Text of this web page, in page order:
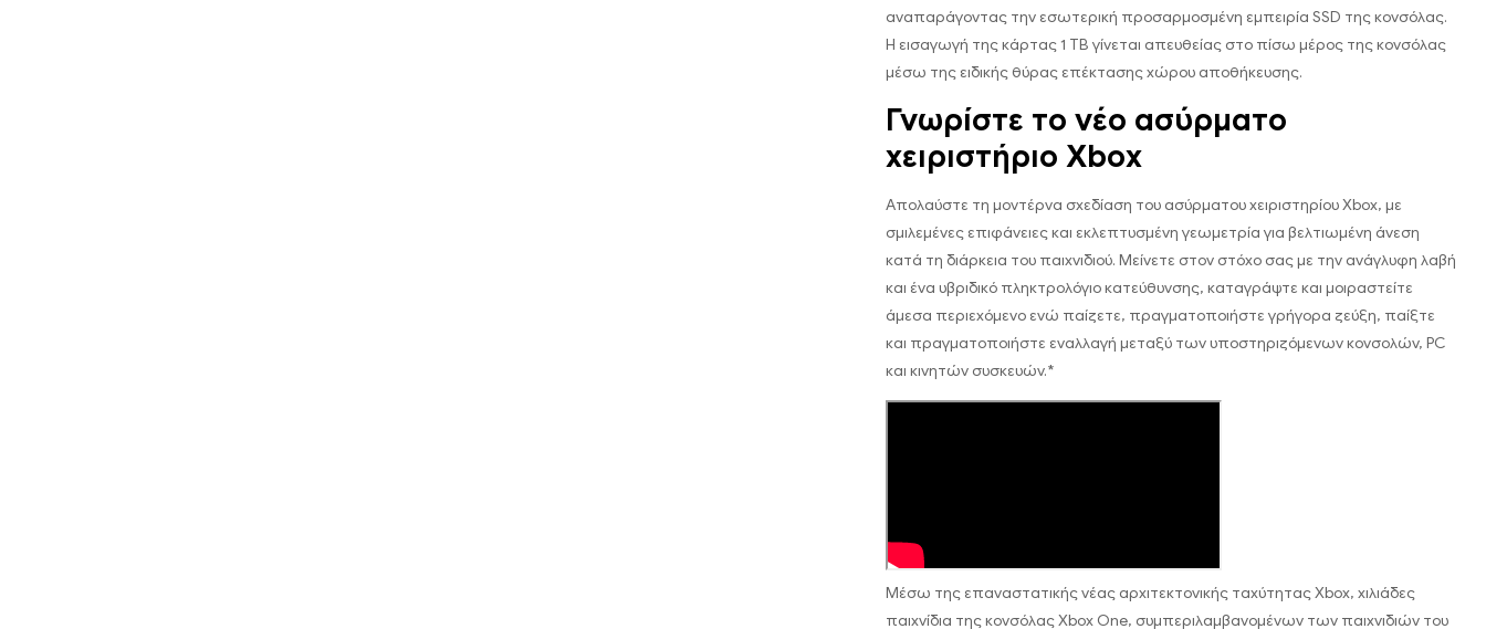
αναπαράγοντας την εσωτερική προσαρμοσμένη εμπειρία SSD της κονσόλας.
Η εισαγωγή της κάρτας 1 TB γίνεται απευθείας στο πίσω μέρος της κονσόλας
μέσω της ειδικής θύρας επέκτασης χώρου αποθήκευσης.
Γνωρίστε το νέο ασύρματο
χειριστήριο Xbox
Απολαύστε τη μοντέρνα σχεδίαση του ασύρματου χειριστηρίου Xbox, με
σμιλεμένες επιφάνειες και εκλεπτυσμένη γεωμετρία για βελτιωμένη άνεση
κατά τη διάρκεια του παιχνιδιού. Μείνετε στον στόχο σας με την ανάγλυφη λαβή
και ένα υβριδικό πληκτρολόγιο κατεύθυνσης, καταγράψτε και μοιραστείτε
άμεσα περιεχόμενο ενώ παίζετε, πραγματοποιήστε γρήγορα ζεύξη, παίξτε
και πραγματοποιήστε εναλλαγή μεταξύ των υποστηριζόμενων κονσολών, PC
και κινητών συσκευών.*
Μέσω της επαναστατικής νέας αρχιτεκτονικής ταχύτητας Xbox, χιλιάδες
παιχνίδια της κονσόλας Xbox One, συμπεριλαμβανομένων των παιχνιδιών του